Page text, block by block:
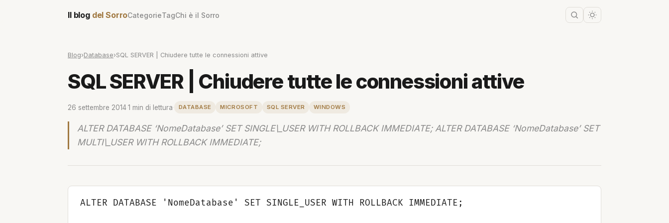
Il blog del SorroCategorieTagChi è il Sorro
Blog›Database›SQL SERVER | Chiudere tutte le connessioni attive
SQL SERVER | Chiudere tutte le connessioni attive
26 settembre 20141 min di lettura DATABASE MICROSOFT SQL SERVER WINDOWS
ALTER DATABASE ‘NomeDatabase’ SET SINGLE\_USER WITH ROLLBACK IMMEDIATE; ALTER DATABASE ‘NomeDatabase’ SET
MULTI\_USER WITH ROLLBACK IMMEDIATE;
ALTER DATABASE 'NomeDatabase' SET SINGLE_USER WITH ROLLBACK IMMEDIATE;